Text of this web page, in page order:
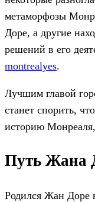
метаморфозы
Доре, а другие
решений в его
montrealyes.
Лучшим главой
станет спорить,
историю
Путь Жана
Родился Жан Доре